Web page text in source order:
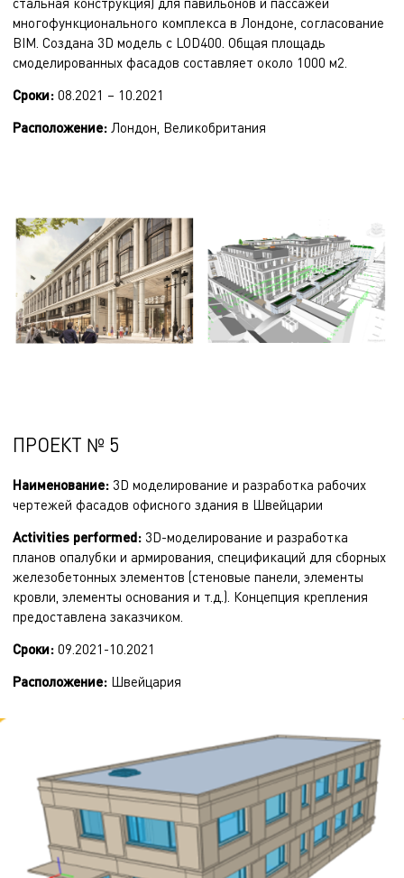
многофункционального комплекса в Лондоне, согласование
BIM. Создана 3D модель с LOD400. Общая площадь
смоделированных фасадов составляет около 1000 м2.
Сроки: 08.2021 – 10.2021
Расположение: Лондон, Великобритания
ПРОЕКТ № 5
Наименование: 3D моделирование и разработка рабочих
чертежей фасадов офисного здания в Швейцарии
Activities performed: 3D-моделирование и разработка
планов опалубки и армирования, спецификаций для сборных
железобетонных элементов (стеновые панели, элементы
кровли, элементы основания и т.д.). Концепция крепления
предоставлена заказчиком.
Сроки: 09.2021-10.2021
Расположение: Швейцария